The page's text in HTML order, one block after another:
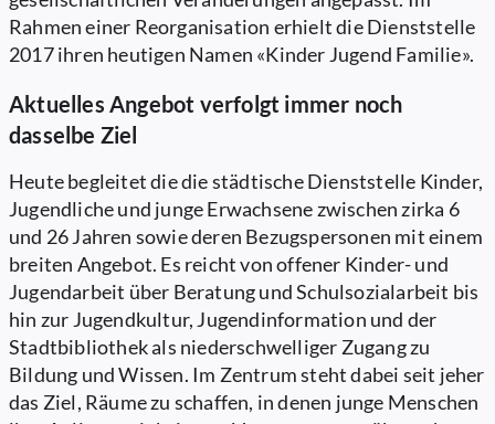
Rahmen einer Reorganisation erhielt die Dienststelle
2017 ihren heutigen Namen «Kinder Jugend Familie».
Aktuelles Angebot verfolgt immer noch
dasselbe Ziel
Heute begleitet die die städtische Dienststelle Kinder,
Jugendliche und junge Erwachsene zwischen zirka 6
und 26 Jahren sowie deren Bezugspersonen mit einem
breiten Angebot. Es reicht von offener Kinder- und
Jugendarbeit über Beratung und Schulsozialarbeit bis
hin zur Jugendkultur, Jugendinformation und der
Stadtbibliothek als niederschwelliger Zugang zu
Bildung und Wissen. Im Zentrum steht dabei seit jeher
das Ziel, Räume zu schaffen, in denen junge Menschen